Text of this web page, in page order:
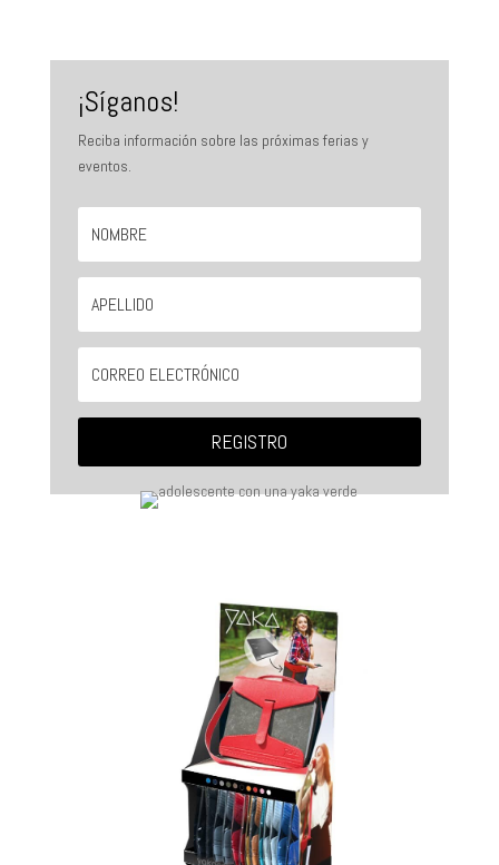
¡Síganos!
Reciba información sobre las próximas ferias y
eventos.
REGISTRO